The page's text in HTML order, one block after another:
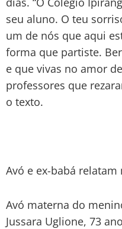
seu aluno. O teu
um de nós que aqui
forma que partiste.
e que vivas no amor
professores que
o texto.
Avó e ex-babá relatam
Avó materna do
Jussara Uglione, 73